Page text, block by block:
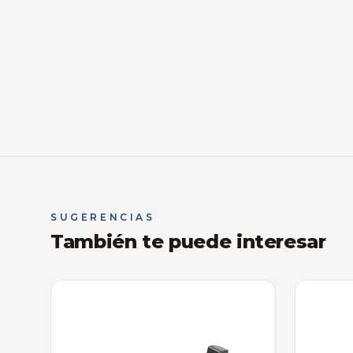
SUGERENCIAS
También te puede interesar